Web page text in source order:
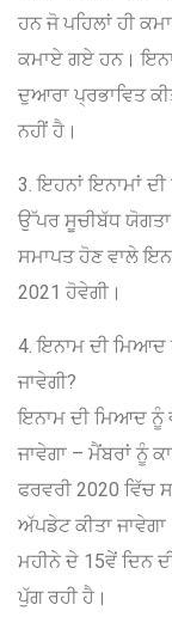
ਹਨ ਜੋ ਪਹਿਲਾਂ ਹੀ
ਕਮਾਏ ਗਏ ਹਨ।
ਦੁਆਰਾ ਪ੍ਰਭਾਵਿਤ
ਨਹੀਂ ਹੈ।
3. ਇਹਨਾਂ ਇਨਾਮਾਂ
ਉੱਪਰ ਸੂਚੀਬੱਧ ਯੋਗਤਾ
ਸਮਾਪਤ ਹੋਣ ਵਾਲੇ
2021 ਹੋਵੇਗੀ।
4. ਇਨਾਮ ਦੀ ਮਿਆਦ
ਜਾਵੇਗੀ?
ਇਨਾਮ ਦੀ ਮਿਆਦ ਨੂੰ
ਜਾਵੇਗਾ – ਮੈਂਬਰਾਂ ਨੂੰ
ਫਰਵਰੀ 2020 ਵਿੱਚ
ਅੱਪਡੇਟ ਕੀਤਾ
ਮਹੀਨੇ ਦੇ 15ਵੇਂ ਦਿਨ
ਪੁੱਗ ਰਹੀ ਹੈ।